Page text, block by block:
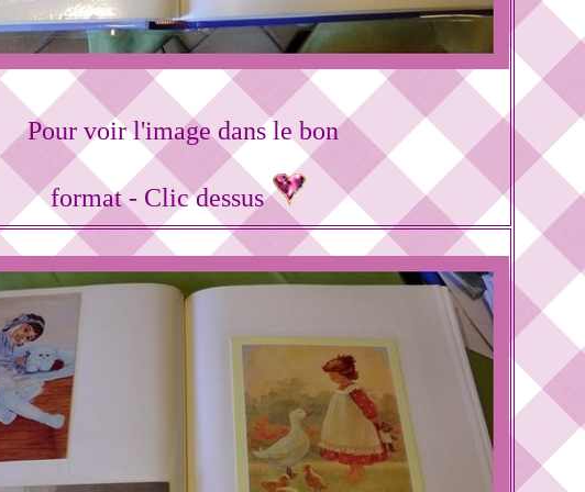
Pour voir l'image dans le bon
format - Clic dessus